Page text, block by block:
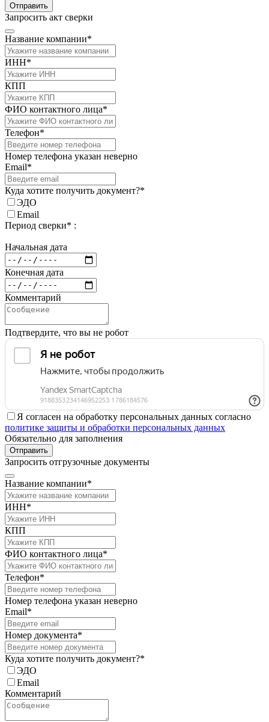
Отправить
Запросить акт сверки
Название компании*
ИНН*
КПП
ФИО контактного лица*
Телефон*
Номер телефона указан неверно
Email*
Куда хотите получить документ?*
ЭДО
Email
Период сверки* :
Начальная дата
Конечная дата
Комментарий
Подтвердите, что вы не робот
Я согласен на обработку персональных данных согласно
политике защиты и обработки персональных данных
Обязательно для заполнения
Отправить
Запросить отгрузочные документы
Название компании*
ИНН*
КПП
ФИО контактного лица*
Телефон*
Номер телефона указан неверно
Email*
Номер документа*
Куда хотите получить документ?*
ЭДО
Email
Комментарий